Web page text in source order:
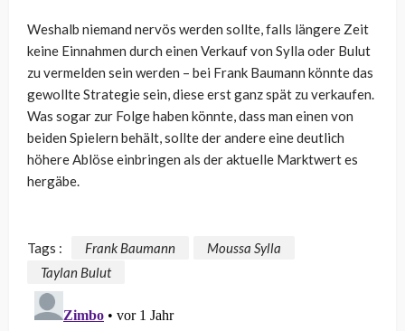
Weshalb niemand nervös werden sollte, falls längere Zeit
keine Einnahmen durch einen Verkauf von Sylla oder Bulut
zu vermelden sein werden – bei Frank Baumann könnte das
gewollte Strategie sein, diese erst ganz spät zu verkaufen.
Was sogar zur Folge haben könnte, dass man einen von
beiden Spielern behält, sollte der andere eine deutlich
höhere Ablöse einbringen als der aktuelle Marktwert es
hergäbe.
Tags : Frank Baumann
Moussa Sylla
Taylan Bulut